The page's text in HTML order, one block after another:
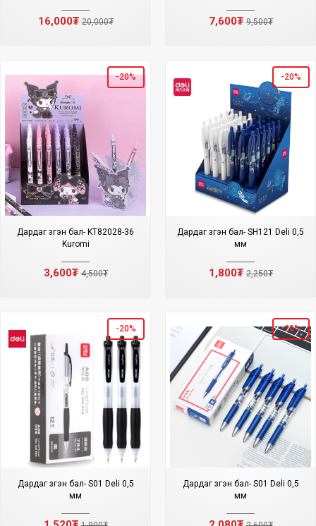
16,000₮20,000₮ 7,600₮9,500₮
-20%
Дардаг үзгэн бал- KT82028-36
Kuromi
3,600₮4,500₮
-20%
Дардаг үзгэн бал- SH121 Deli 0,5
мм
1,800₮2,250₮
-20%
Дардаг үзгэн бал- S01 Deli 0,5
мм
-20%
Дардаг үзгэн бал- S01 Deli 0,5
мм